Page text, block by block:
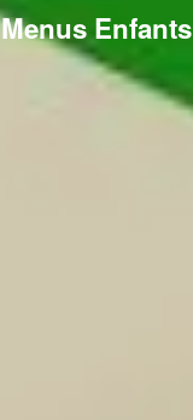
Menus Enfants